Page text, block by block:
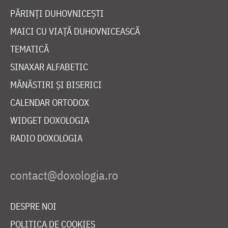
PĂRINȚI DUHOVNICEȘTI
MAICI CU VIAȚĂ DUHOVNICEASCĂ
TEMATICĂ
SINAXAR ALFABETIC
MĂNĂSTIRI ȘI BISERICI
CALENDAR ORTODOX
WIDGET DOXOLOGIA
RADIO DOXOLOGIA
DESPRE NOI
POLITICA DE COOKIES